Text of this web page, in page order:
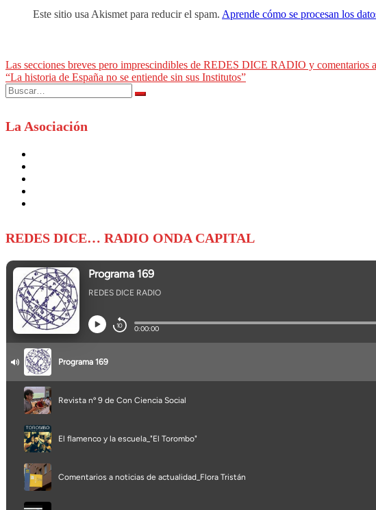
Este sitio usa Akismet para reducir el spam. Aprende cómo se procesan los
Navegación
de
Las secciones breves pero imprescindibles de REDES DICE RADIO y comentarios
“La historia de España no se entiende sin sus Institutos”
Buscar:
La Asociación
REDES DICE… RADIO ONDA CAPITAL